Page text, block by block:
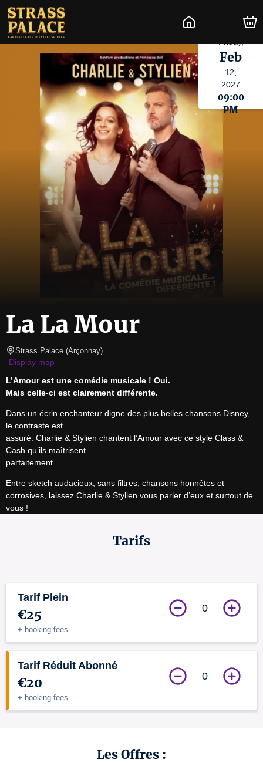
Feb
12,
2027
09:00
PM
La La Mour
Strass Palace (Arçonnay)
Display map
L’Amour est une comédie musicale ! Oui.
Mais celle-ci est clairement différente.
Dans un écrin enchanteur digne des plus belles chansons Disney,
le contraste est
assuré. Charlie & Stylien chantent l’Amour avec ce style Class &
Cash qu’ils maîtrisent
parfaitement.
Entre sketch audacieux, sans filtres, chansons honnêtes et
corrosives, laissez Charlie & Stylien vous parler d’eux et surtout de
vous !
Les Offres :
Tarifs
Tarif Plein
€25
+ booking fees
0
Tarif Réduit Abonné
€20
+ booking fees
0